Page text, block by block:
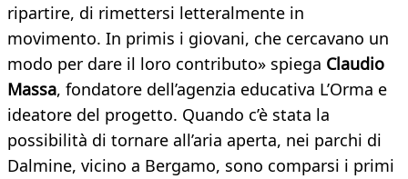
ripartire, di rimettersi letteralmente in
movimento. In primis i giovani, che cercavano un
modo per dare il loro contributo» spiega Claudio
Massa, fondatore dell’agenzia educativa L’Orma e
ideatore del progetto. Quando c’è stata la
possibilità di tornare all’aria aperta, nei parchi di
Dalmine, vicino a Bergamo, sono comparsi i primi